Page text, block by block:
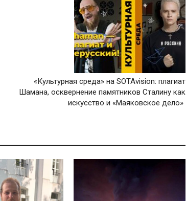
«Культурная среда» на SOTAvision: плагиат
Шамана, осквернение памятников Сталину как
искусство и «Маяковское дело»